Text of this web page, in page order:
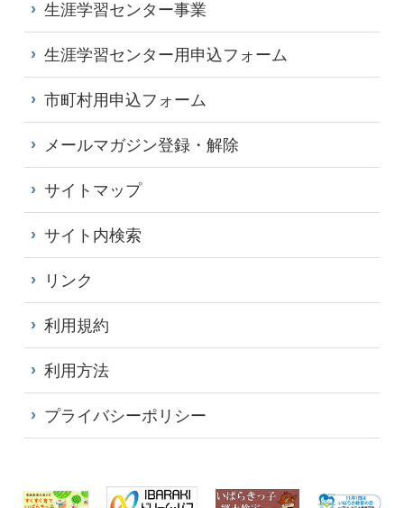
生涯学習センター事業
生涯学習センター用申込フォーム
市町村用申込フォーム
メールマガジン登録・解除
サイトマップ
サイト内検索
リンク
利用規約
利用方法
プライバシーポリシー